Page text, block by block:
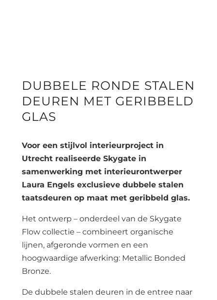
DUBBELE RONDE STALEN
DEUREN MET GERIBBELD
GLAS
Voor een stijlvol interieurproject in
Utrecht realiseerde Skygate in
samenwerking met interieurontwerper
Laura Engels exclusieve dubbele stalen
taatsdeuren op maat met geribbeld glas.
Het ontwerp – onderdeel van de Skygate
Flow collectie – combineert organische
lijnen, afgeronde vormen en een
hoogwaardige afwerking: Metallic Bonded
Bronze.
De dubbele stalen deuren in de entree naar